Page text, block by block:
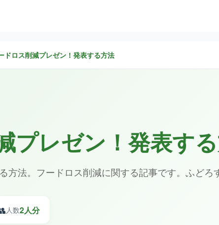
ドロス削減プレゼン！発表する方法
プレゼン！発表す
方法。フードロス削減に関する記事です。ふどろ
人数2人分